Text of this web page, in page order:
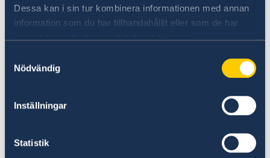
Dessa kan i sin tur kombinera informationen med annan
information som du har tillhandahållit eller som de har
Nödvändig
Inställningar
Statistik
I appen UD Resklar finns råd och